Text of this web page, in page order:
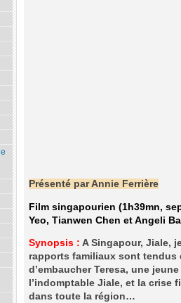
Présenté par Annie Ferrière
Film singapourien (1h39mn,
Yeo, Tianwen Chen et Angeli
Synopsis : A Singapour, Jiale,
rapports familiaux sont tendus
d’embaucher Teresa, une
l’indomptable Jiale, et la crise
dans toute la région…